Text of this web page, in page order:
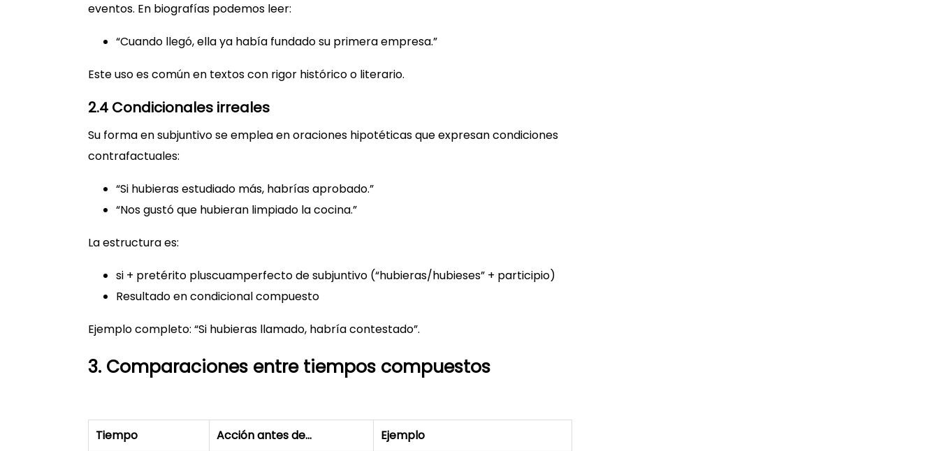
eventos. En biografías podemos leer:
“Cuando llegó, ella ya había fundado su primera empresa.”
Este uso es común en textos con rigor histórico o literario.
2.4 Condicionales irreales
Su forma en subjuntivo se emplea en oraciones hipotéticas que expresan condiciones
contrafactuales:
“Si hubieras estudiado más, habrías aprobado.”
“Nos gustó que hubieran limpiado la cocina.”
La estructura es:
si + pretérito pluscuamperfecto de subjuntivo (“hubieras/hubieses” + participio)
Resultado en condicional compuesto
Ejemplo completo: “Si hubieras llamado, habría contestado”.
3. Comparaciones entre tiempos compuestos
Tiempo Acción antes de…
Ejemplo